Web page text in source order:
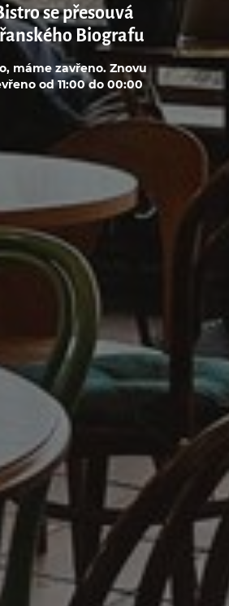
se přesouvá
Biografu
máme zavřeno. Znovu
od 11:00 do 00:00